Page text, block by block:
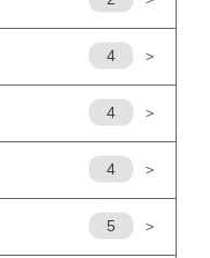
4 ＞
4 ＞
4 ＞
5 ＞